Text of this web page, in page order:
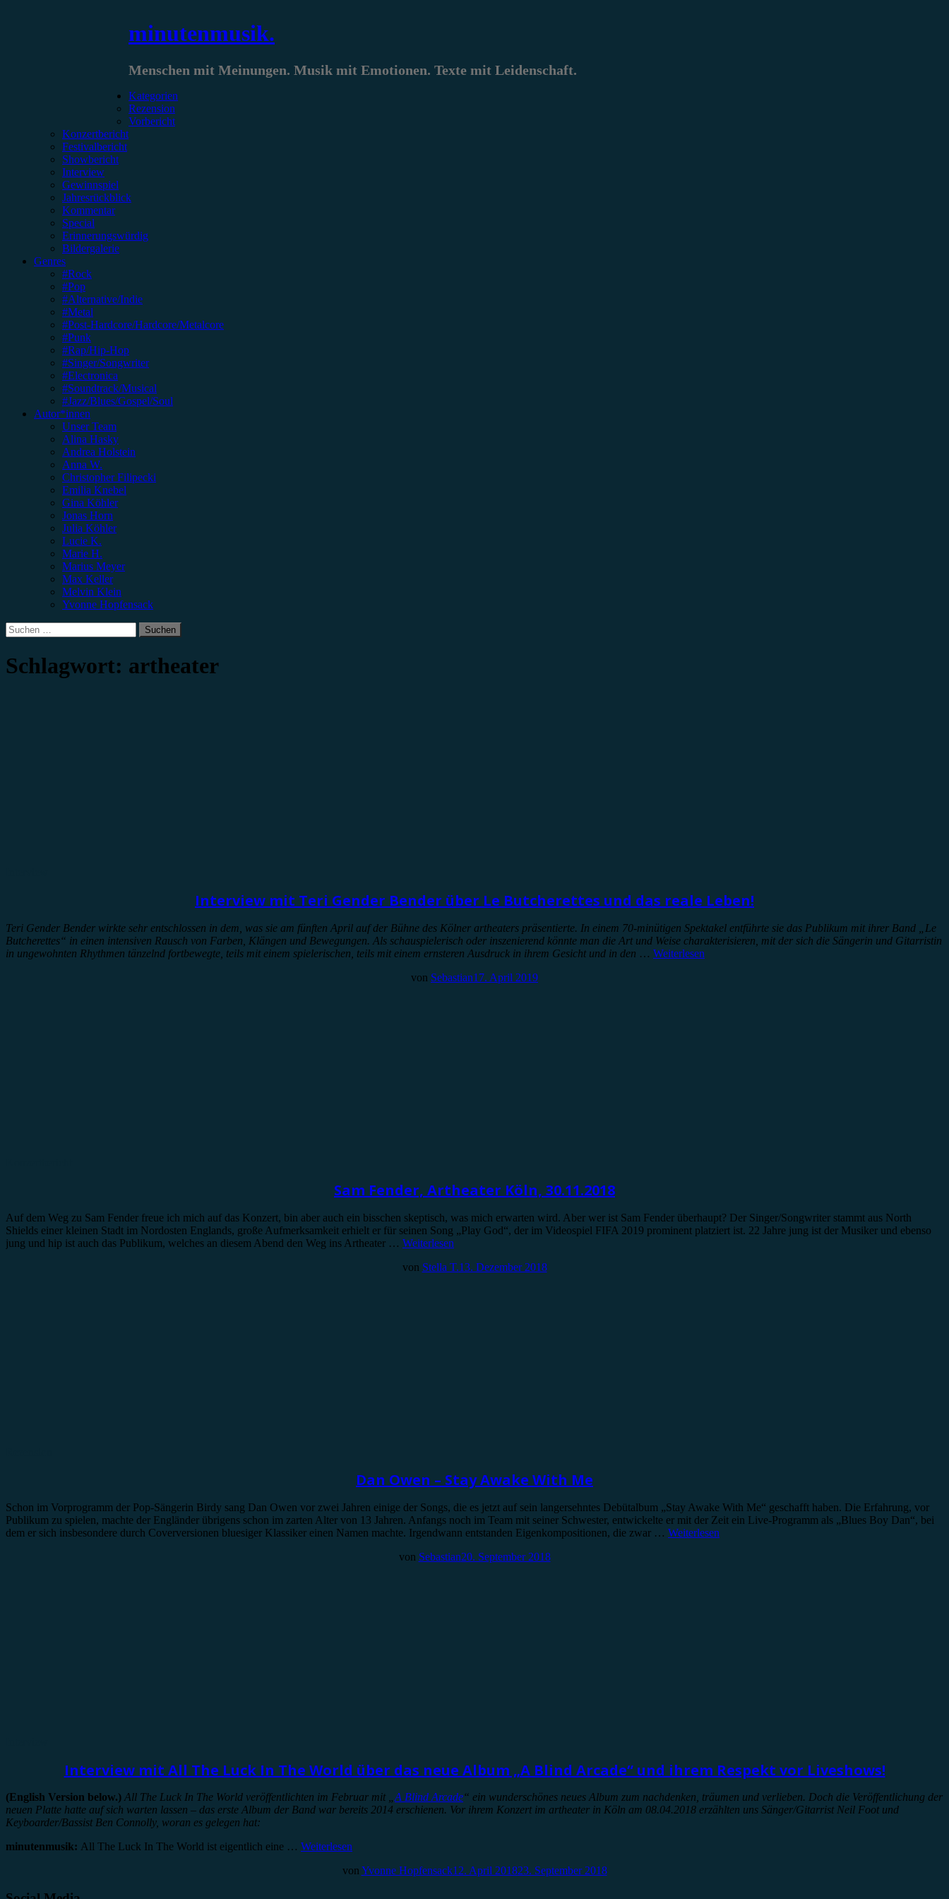
minutenmusik.
Menschen mit Meinungen. Musik mit Emotionen. Texte mit Leidenschaft.
Kategorien
Rezension
Vorbericht
Konzertbericht
Festivalbericht
Showbericht
Interview
Gewinnspiel
Jahresrückblick
Kommentar
Special
Erinnerungswürdig
Bildergalerie
Genres
#Rock
#Pop
#Alternative/Indie
#Metal
#Post-Hardcore/Hardcore/Metalcore
#Punk
#Rap/Hip-Hop
#Singer/Songwriter
#Electronica
#Soundtrack/Musical
#Jazz/Blues/Gospel/Soul
Autor*innen
Unser Team
Alina Hasky
Andrea Holstein
Anna W.
Christopher Filipecki
Emilia Knebel
Gina Köhler
Jonas Horn
Julia Köhler
Lucie K.
Marie H.
Marius Meyer
Max Keller
Melvin Klein
Yvonne Hopfensack
Suchen
nach:
Schlagwort: artheater
Interview mit Teri Gender Bender über Le Butcherettes und das reale Leben!
Teri Gender Bender wirkte sehr entschlossen in dem, was sie am fünften April auf der Bühne des Kölner artheaters präsentierte. In einem 70-minütigen Spektakel entführte sie das Publikum mit ihrer Band „Le
Butcherettes“ in einen intensiven Rausch von Farben, Klängen und Bewegungen. Als schauspielerisch oder inszenierend könnte man die Art und Weise charakterisieren, mit der sich die Sängerin und Gitarristin
in ungewohnten Rhythmen tänzelnd fortbewegte, teils mit einem spielerischen, teils mit einem ernsteren Ausdruck in ihrem Gesicht und in den … Weiterlesen
von Sebastian17. April 2019
Sam Fender, Artheater Köln, 30.11.2018
Auf dem Weg zu Sam Fender freue ich mich auf das Konzert, bin aber auch ein bisschen skeptisch, was mich erwarten wird. Aber wer ist Sam Fender überhaupt? Der Singer/Songwriter stammt aus North
Shields einer kleinen Stadt im Nordosten Englands, große Aufmerksamkeit erhielt er für seinen Song „Play God“, der im Videospiel FIFA 2019 prominent platziert ist. 22 Jahre jung ist der Musiker und ebenso
jung und hip ist auch das Publikum, welches an diesem Abend den Weg ins Artheater … Weiterlesen
von Stella T.13. Dezember 2018
Dan Owen – Stay Awake With Me
Schon im Vorprogramm der Pop-Sängerin Birdy sang Dan Owen vor zwei Jahren einige der Songs, die es jetzt auf sein langersehntes Debütalbum „Stay Awake With Me“ geschafft haben. Die Erfahrung, vor
Publikum zu spielen, machte der Engländer übrigens schon im zarten Alter von 13 Jahren. Anfangs noch im Team mit seiner Schwester, entwickelte er mit der Zeit ein Live-Programm als „Blues Boy Dan“, bei
dem er sich insbesondere durch Coverversionen bluesiger Klassiker einen Namen machte. Irgendwann entstanden Eigenkompositionen, die zwar … Weiterlesen
von Sebastian20. September 2018
Interview mit All The Luck In The World über das neue Album „A Blind Arcade“ und ihrem Respekt vor Liveshows!
(English Version below.) All The Luck In The World veröffentlichten im Februar mit „ A Blind Arcade“ ein wunderschönes neues Album zum nachdenken, träumen und verlieben. Doch die Veröffentlichung der
neuen Platte hatte auf sich warten lassen – das erste Album der Band war bereits 2014 erschienen. Vor ihrem Konzert im artheater in Köln am 08.04.2018 erzählten uns Sänger/Gitarrist Neil Foot und
Keyboarder/Bassist Ben Connolly, woran es gelegen hat:
minutenmusik: All The Luck In The World ist eigentlich eine … Weiterlesen
von Yvonne Hopfensack12. April 201823. September 2018